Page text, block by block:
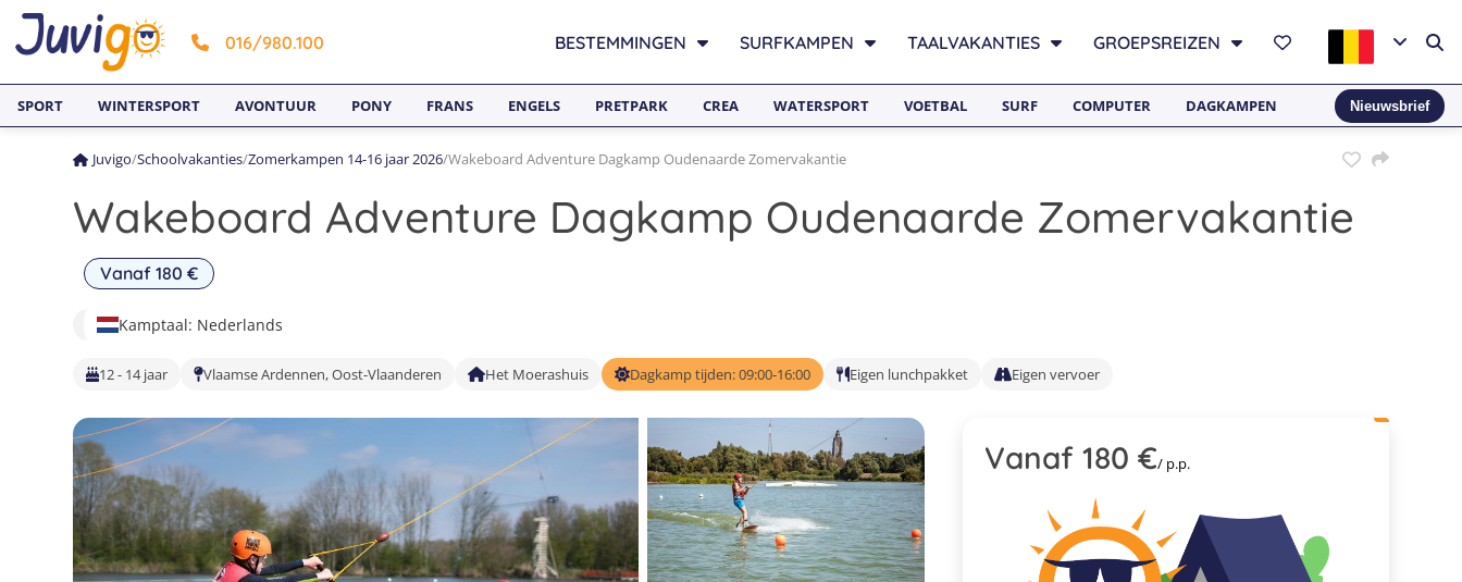
016/980.100 BESTEMMINGEN SURFKAMPEN TAALVAKANTIES GROEPSREIZEN
SPORT WINTERSPORT AVONTUUR PONY FRANS ENGELS PRETPARK CREA WATERSPORT VOETBAL SURF COMPUTER DAGKAMPEN Nieuwsbrief
Juvigo/Schoolvakanties/Zomerkampen 14-16 jaar 2026/Wakeboard Adventure Dagkamp Oudenaarde Zomervakantie
Wakeboard Adventure Dagkamp Oudenaarde Zomervakantie
Vanaf 180 €
Kamptaal: Nederlands
12 - 14 jaar Vlaamse Ardennen, Oost-Vlaanderen Het Moerashuis Dagkamp tijden: 09:00-16:00 Eigen lunchpakket Eigen vervoer
Vanaf 180 €/ p.p.